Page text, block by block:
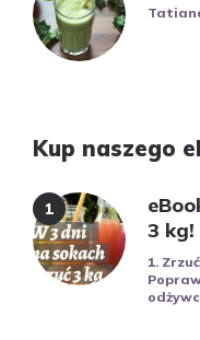
Posted
Kup naszego
3 kg!
1.